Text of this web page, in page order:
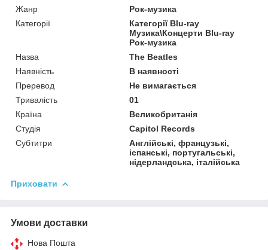
Жанр
Рок-музика
Категорії
Категорії Blu-ray
Музика\Концерти Blu-ray
Рок-музика
Назва
The Beatles
Наявність
В наявності
Преревод
Не вимагається
Тривалість
01
Країна
Великобританія
Студія
Capitol Records
Субтитри
Англійські, французькі,
іспанські, португальські,
нідерландська, італійська
Приховати
Умови доставки
Нова Пошта